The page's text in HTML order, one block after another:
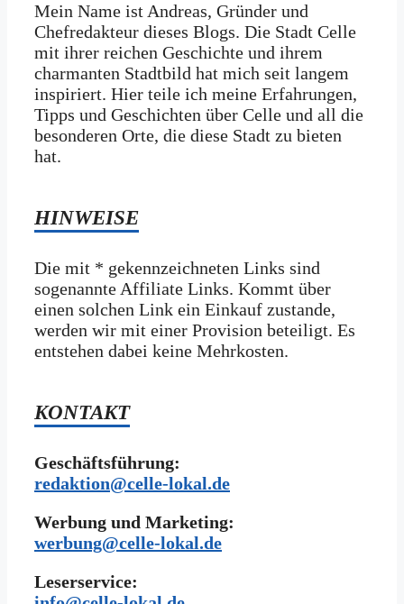
Mein Name ist Andreas, Gründer und
Chefredakteur dieses Blogs. Die Stadt Celle
mit ihrer reichen Geschichte und ihrem
charmanten Stadtbild hat mich seit langem
inspiriert. Hier teile ich meine Erfahrungen,
Tipps und Geschichten über Celle und all die
besonderen Orte, die diese Stadt zu bieten
hat.
HINWEISE
Die mit * gekennzeichneten Links sind
sogenannte Affiliate Links. Kommt über
einen solchen Link ein Einkauf zustande,
werden wir mit­ einer Provision beteiligt. Es
entstehen dabei keine Mehrkosten.
KONTAKT
Geschäftsführung:
redaktion@celle-lokal.de
Werbung und Marketing:
werbung@celle-lokal.de
Leserservice: